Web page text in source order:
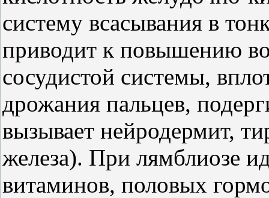
систему всасывания в
приводит к повышению
сосудистой системы,
дрожания пальцев,
вызывает нейродермит,
железа). При лямблиозе
витаминов, половых